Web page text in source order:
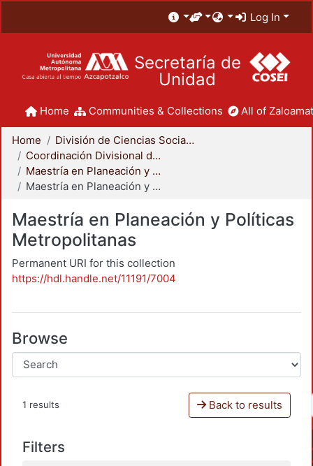
Log In
Secretaría de
Unidad
Home Communities & Collections All of
Home
División de Ciencias Sociales y Humanidades
Coordinación Divisional de Posgrado
Maestría en Planeación y Políticas Metropolitanas
Maestría en Planeación y Políticas Metropolitanas
Maestría en Planeación y Políticas
Metropolitanas
Permanent URI for this collection
https://hdl.handle.net/11191/7004
Browse
1 results Back to results
Filters